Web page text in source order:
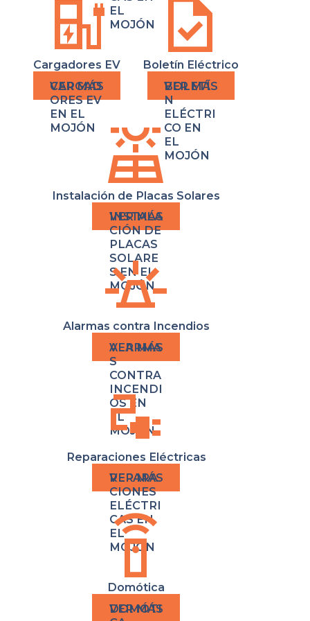
EL
MOJÓN
ev_charger
Cargadores EV
CARGAD
ORES EV
EN EL
MOJÓN
task
Boletín Eléctrico
BOLETÍ
N
ELÉCTRI
CO EN
EL
MOJÓN
solar_power
Instalación de Placas Solares
INSTALA
CIÓN DE
PLACAS
SOLARE
S EN EL
MOJÓN
e911_emergency
Alarmas contra Incendios
ALARMA
S
CONTRA
INCENDI
OS EN
EL
MOJÓN
electrical_services
Reparaciones Eléctricas
REPARA
CIONES
ELÉCTRI
CAS EN
EL
MOJÓN
settings_remote
Domótica
DOMÓTI